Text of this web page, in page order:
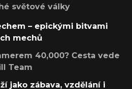
světové války
– epickými bitvami
mechů
40,000? Cesta vede
Team
jako zábava, vzdělání i